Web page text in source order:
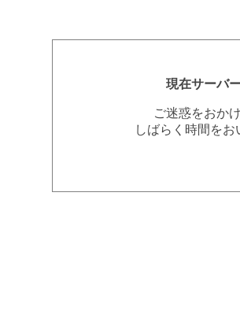
現在サーバ
ご迷惑をおか
しばらく時間を